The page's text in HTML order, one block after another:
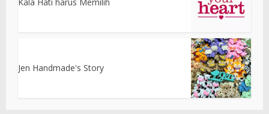
Jen Handmade's Story